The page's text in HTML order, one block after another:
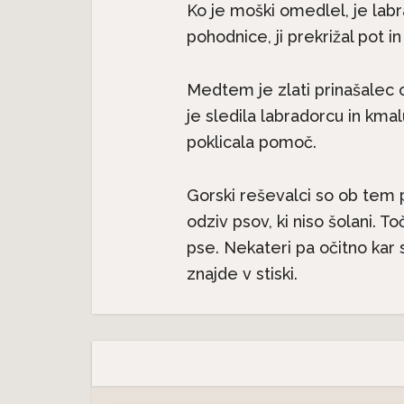
Ko je moški omedlel, je
pohodnice, ji prekrižal pot
Medtem je zlati prinašalec
je sledila labradorcu in
poklicala pomoč.
Gorski reševalci so ob tem
odziv psov, ki niso šolani.
pse. Nekateri pa očitno kar
znajde v stiski.
Predstavljamo pasme:
Havanski bišon, majhen...